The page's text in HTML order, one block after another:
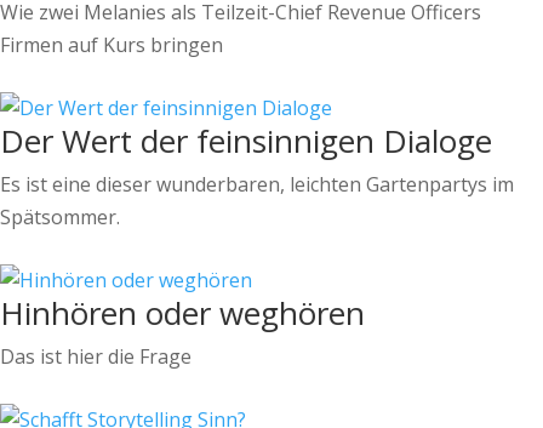
Wie zwei Melanies als Teilzeit-Chief Revenue Officers
Firmen auf Kurs bringen
Der Wert der feinsinnigen Dialoge
Es ist eine dieser wunderbaren, leichten Gartenpartys im
Spätsommer.
Hinhören oder weghören
Das ist hier die Frage